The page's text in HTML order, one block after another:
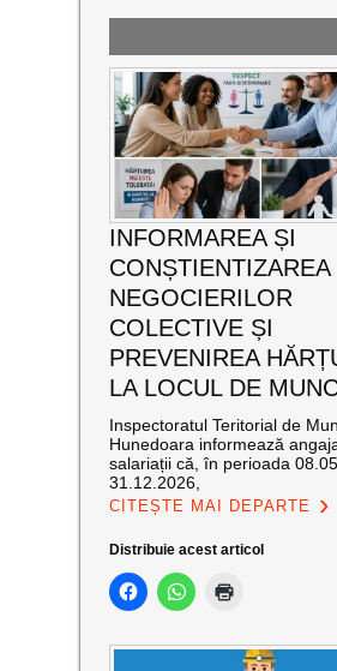
INFORMAREA ȘI
CONȘTIENTIZAREA
NEGOCIERILOR
COLECTIVE ȘI
PREVENIREA
LA LOCUL DE
Inspectoratul Teritorial de
Hunedoara informează
salariații că, în perioada
31.12.2026,
CITEȘTE MAI DEPARTE
Distribuie acest articol